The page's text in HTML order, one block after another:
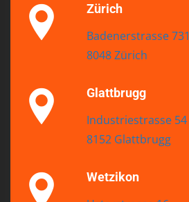
Zürich
Badenerstrasse 731
8048 Zürich
Glattbrugg
Industriestrasse 54
8152 Glattbrugg
Wetzikon